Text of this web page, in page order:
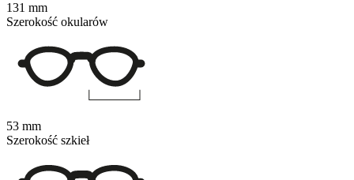
131 mm
Szerokość okularów
53 mm
Szerokość szkieł